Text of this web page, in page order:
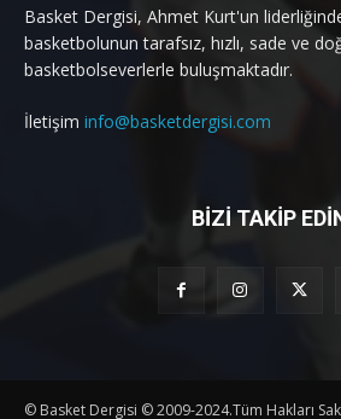
Basket Dergisi, Ahmet Kurt'un
basketbolunun tarafsız, hızlı, sade ve
basketbolseverlerle buluşmaktadır.
İletişim info@basketdergisi.com
BİZİ TAKİP
© Basket Dergisi © 2009-2024.Tüm Hakları